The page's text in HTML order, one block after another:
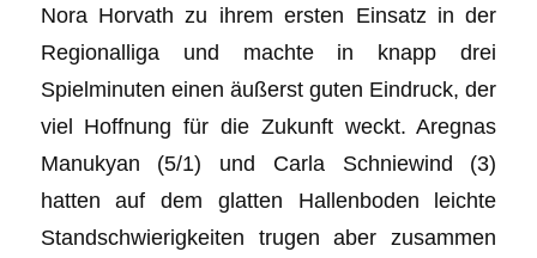
Nora Horvath zu ihrem ersten Einsatz in der
Regionalliga und machte in knapp drei
Spielminuten einen äußerst guten Eindruck, der
viel Hoffnung für die Zukunft weckt. Aregnas
Manukyan (5/1) und Carla Schniewind (3)
hatten auf dem glatten Hallenboden leichte
Standschwierigkeiten trugen aber zusammen